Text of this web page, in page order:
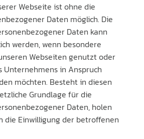
Webseite ist ohne die
Daten möglich. Die
Daten kann
werden, wenn besondere
Webseiten genutzt oder
Unternehmens in Anspruch
möchten. Besteht in diesen
Grundlage für die
Daten, holen
die Einwilligung der betroffenen